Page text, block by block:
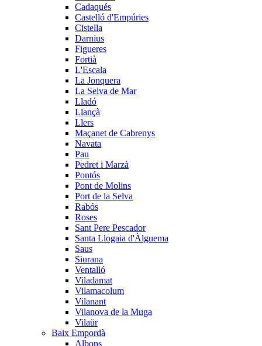
Cadaqués
Castelló d'Empúries
Cistella
Darnius
Figueres
Fortià
L'Escala
La Jonquera
La Selva de Mar
Lladó
Llançà
Llers
Maçanet de Cabrenys
Navata
Pau
Pedret i Marzà
Pontós
Pont de Molins
Port de la Selva
Rabós
Roses
Sant Pere Pescador
Santa Llogaia d'Àlguema
Saus
Siurana
Ventalló
Viladamat
Vilamacolum
Vilanant
Vilanova de la Muga
Vilaür
Baix Empordà
Albons